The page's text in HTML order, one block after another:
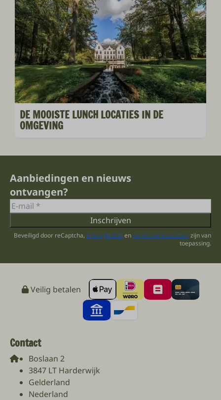
DE MOOISTE LUNCH LOCATIES IN DE
OMGEVING
Aanbiedingen en nieuws
ontvangen?
Inschrijven
Beveiligd door reCaptcha, privacybeleidenservicevoorwaardenzijn van
toepassing.
Veilig betalen
Contact
Boslaan 2
3847 LT Harderwijk
Gelderland
Nederland